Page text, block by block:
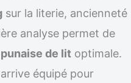
sur la literie, ancienneté
analyse permet de
de lit optimale.
arrive équipé pour